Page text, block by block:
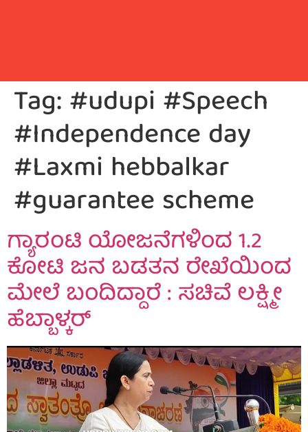
Tag:#udupi #Speech
#Independence day
#Laxmi hebbalkar
#guarantee scheme
ಗ್ಯಾರಂಟಿ ಯೋಜನೆಗಳಿಂದ 1.2
ಕೋಟಿ ಜನ ಬಡತನ ರೇಖೆಯಿಂದ
ಮೇಲೆ ಬಂದಿದ್ದಾರೆ : ಸಚಿವೆ ಲಕ್ಷ್ಮೀ
ಹೆಬ್ಬಾಳ್ಕರ್